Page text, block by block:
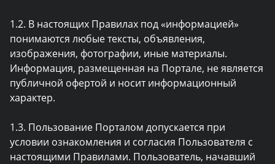
1.2. В настоящих Правилах под «информацией»
понимаются любые тексты, объявления,
изображения, фотографии, иные материалы.
Информация, размещенная на Портале, не является
публичной офертой и носит информационный
характер.
1.3. Пользование Порталом допускается при
условии ознакомления и согласия Пользователя с
настоящими Правилами. Пользователь, начавший